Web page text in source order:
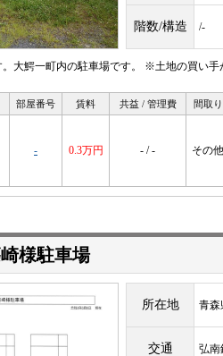
階数/構造 /-
大鰐一町内の駐車場です。 ※土地の買い
部屋番号 賃料 共益 / 管理費 間取り
- 0.3万円 - / - その他
様駐車場
所在地 青森
交通 弘